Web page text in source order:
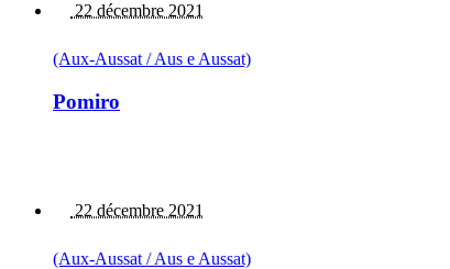
22 décembre 2021
(Aux-Aussat / Aus e Aussat)
Pomiro
22 décembre 2021
(Aux-Aussat / Aus e Aussat)